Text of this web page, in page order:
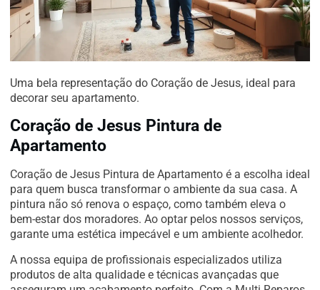
Uma bela representação do Coração de Jesus, ideal para
decorar seu apartamento.
Coração de Jesus Pintura de
Apartamento
Coração de Jesus Pintura de Apartamento é a escolha ideal
para quem busca transformar o ambiente da sua casa. A
pintura não só renova o espaço, como também eleva o
bem-estar dos moradores. Ao optar pelos nossos serviços,
garante uma estética impecável e um ambiente acolhedor.
A nossa equipa de profissionais especializados utiliza
produtos de alta qualidade e técnicas avançadas que